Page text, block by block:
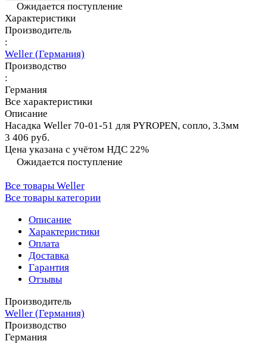
Ожидается поступление
Характеристики
Производитель
:
Weller (Германия)
Производство
:
Германия
Все характеристики
Описание
Насадка Weller 70-01-51 для PYROPEN, сопло, 3.3мм
3 406 руб.
Цена указана с учётом НДС 22%
Ожидается поступление
Все товары Weller
Все товары категории
Описание
Характеристики
Оплата
Доставка
Гарантия
Отзывы
Производитель
Weller (Германия)
Производство
Германия